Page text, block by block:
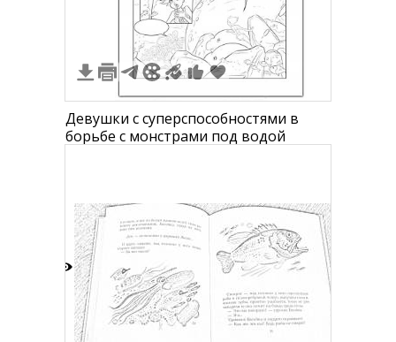
Девушки с суперспособностями в
борьбе с монстрами под водой